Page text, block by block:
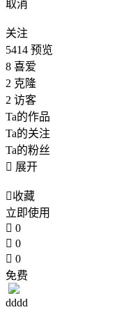
取消
关注
5414 预览
8 喜爱
2 克隆
2 访客
Ta的作品
Ta的关注
Ta的粉丝
 展开
收藏
立即使用
 0
 0
 0
免费
dddd